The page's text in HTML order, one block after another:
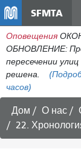
SFMTA
Оповещения
ОБНОВЛЕНИЕ:
пересечении
решена.
часов)
Дом О нас
22. Хронология проекта